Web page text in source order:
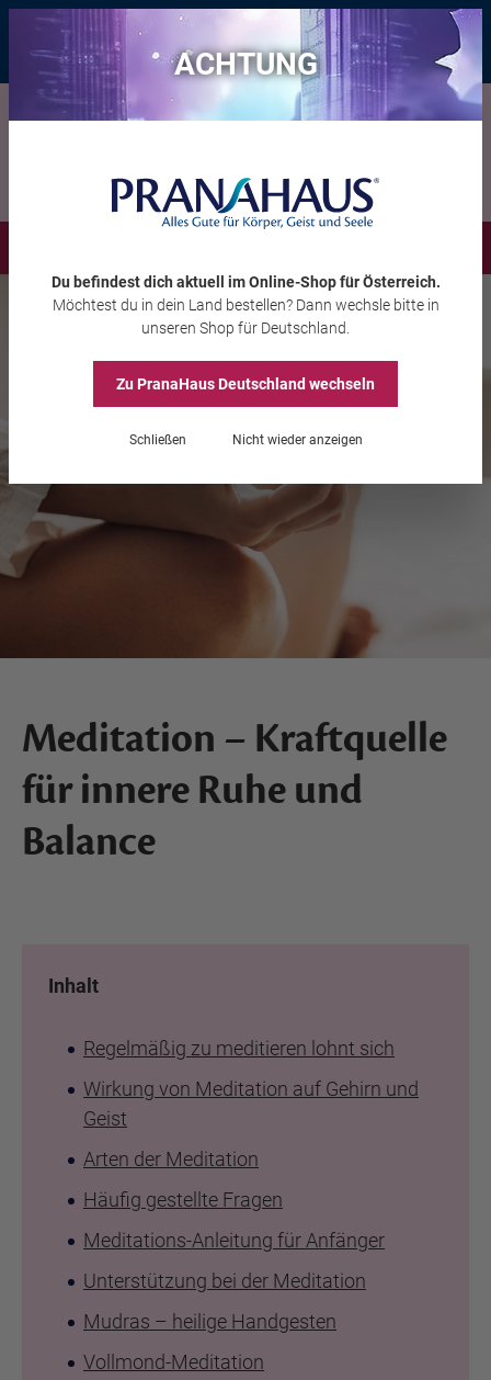
Bis zu 20 € Rabatt* mit dem Vorteils-Codeeintauchen , gültig bis
11.08.2026
Meditation – Kraftquelle
für innere Ruhe und
Balance
Inhalt
Regelmäßig zu meditieren lohnt sich
Wirkung von Meditation auf Gehirn und
Geist
Arten der Meditation
Häufig gestellte Fragen
Meditations-Anleitung für Anfänger
Unterstützung bei der Meditation
Mudras – heilige Handgesten
Vollmond-Meditation
ACHTUNG
Du befindest dich aktuell im Online-Shopfür Österreich.
Möchtest du in dein Land bestellen? Dann wechsle bitte in
unseren Shop für Deutschland
Zu PranaHausDeutschland wechseln
Schließen Nicht wieder anzeigen